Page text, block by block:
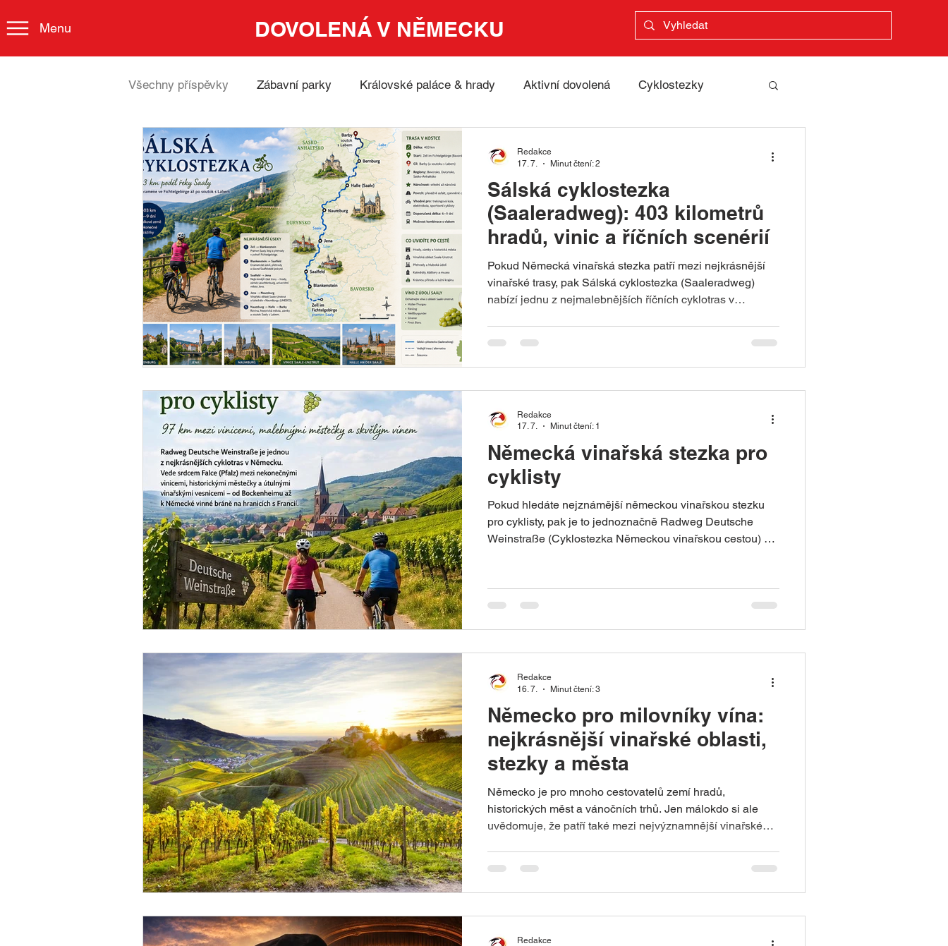
Menu DOVOLENÁ V NĚMECKU
Všechny příspěvky Zábavní parky Královské paláce & hrady Aktivní dovolená Cyklostezky
Lázně Embrace German Nature UNESCO
TOP 100 Německa Příroda a hory Advent & Vánoční trhy Německo Pěší trasy Zážitky
Gastronomie Johann Sebastian Bach Významné akce v Německu
Cestování za hudbou Udržitelná dovolená
Sálská cyklostezka
(Saaleradweg): 403 kilometrů
hradů, vinic a říčních scenérií
Pokud Německá vinařská stezka patří mezi nejkrásnější
vinařské trasy, pak Sálská cyklostezka (Saaleradweg)
nabízí jednu z nejmalebnějších říčních cyklotras v
Labem u Barby a propojuje Bavorsko, Durynsko a Sasko-
Anhaltsko. Stezka je součástí německé dálkové cyklotrasy
Redakce
17. 7.
Minut čtení: 2
Německá vinařská stezka pro
cyklisty
Pokud hledáte nejznámější německou vinařskou stezku
pro cyklisty, pak je to jednoznačně Radweg Deutsche
Weinstraße (Cyklostezka Německou vinařskou cestou) v
opačně) Převýšení: cca 800 až 1 000 m Doba jízdy: 1 až 3
dny podle tempa Dostupnost: většinu trasy lze kombinovat
Redakce
17. 7.
Minut čtení: 1
Německo pro milovníky vína:
nejkrásnější vinařské oblasti,
stezky a města
Německo je pro mnoho cestovatelů zemí hradů,
historických měst a vánočních trhů. Jen málokdo si ale
uvědomuje, že patří také mezi nejvýznamnější vinařské
stovky vinařských slavností vytvářejí ideální podmínky pro
dovolenou, která spojuje gastronomii, přírodu, historii i
Redakce
16. 7.
Minut čtení: 3
Redakce